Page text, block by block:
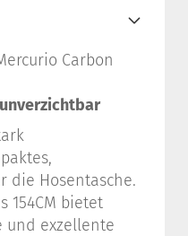
Carbon
die Hosentasche.
154CM bietet
und exzellente